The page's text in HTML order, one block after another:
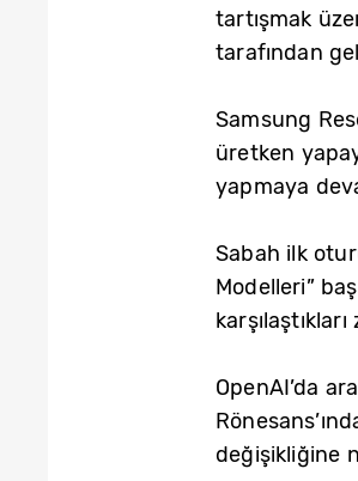
tartışmak
tarafından
Samsung
üretken
yapmaya
Sabah ilk
Modelleri”
OpenAI’da
değişikliğine